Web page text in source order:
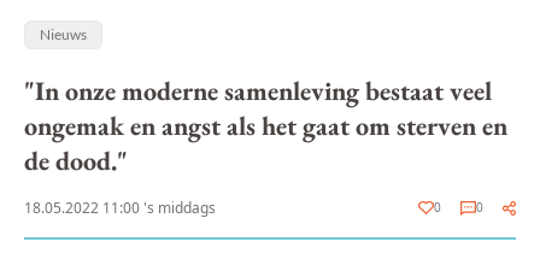
Nieuws
"In onze moderne samenleving bestaat veel
ongemak en angst als het gaat om sterven en
de dood."
18.05.2022 11:00 's middags 0 0